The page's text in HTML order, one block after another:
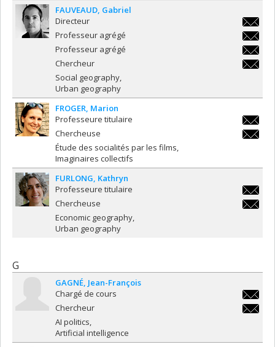
FAUVEAUD Gabriel
Directeur
Professeur agrégé
Professeur agrégé
Chercheur
Social geography
Urban geography
FROGER Marion
Professeure titulaire
Chercheuse
Étude des socialités par les films
Imaginaires collectifs
FURLONG Kathryn
Professeure titulaire
Chercheuse
Economic geography
Urban geography
G
GAGNÉ Jean-François
jean-
Chargé de cours
Chercheur
AI politics
Artificial intelligence